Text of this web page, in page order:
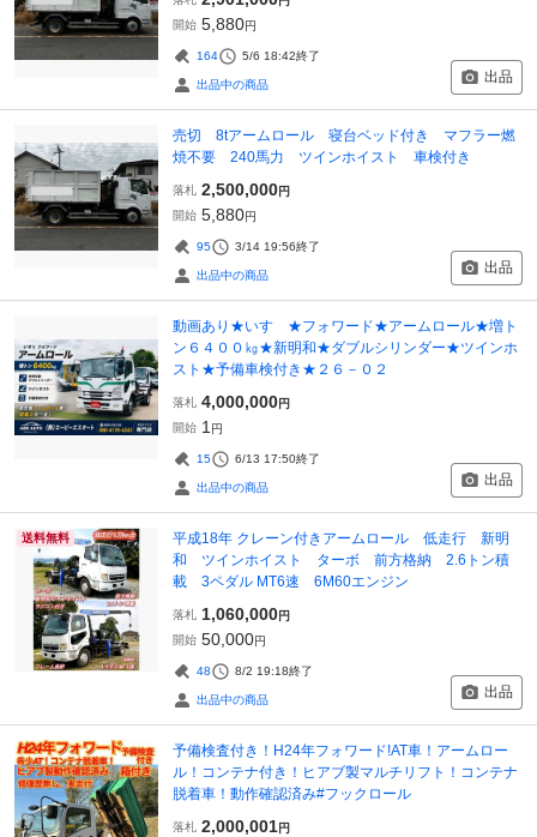
開始 5,880円
164 5/6 18:42終了
出品中の商品 出品
売切 8tアームロール 寝台ベッド付き マフラー燃
焼不要 240馬力 ツインホイスト 車検付き
落札 2,500,000円
開始 5,880円
95 3/14 19:56終了
出品中の商品 出品
動画あり★いすゞ★フォワード★アームロール★増ト
ン６４００㎏★新明和★ダブルシリンダー★ツインホ
スト★予備車検付き★２６－０２
落札 4,000,000円
開始 1 円
15 6/13 17:50終了
出品中の商品 出品
送料無料
平成18年 クレーン付きアームロール 低走行 新明
和 ツインホイスト ターボ 前方格納 2.6トン積
載 3ペダル MT6速 6M60エンジン
落札 1,060,000円
開始 50,000円
48 8/2 19:18終了
出品中の商品 出品
予備検査付き！H24年フォワード!AT車！アームロー
ル！コンテナ付き！ヒアブ製マルチリフト！コンテナ
脱着車！動作確認済み#フックロール
落札 2,000,001円